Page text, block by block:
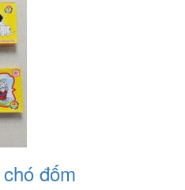
đốm